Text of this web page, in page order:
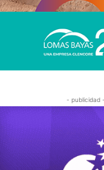
- publicidad -